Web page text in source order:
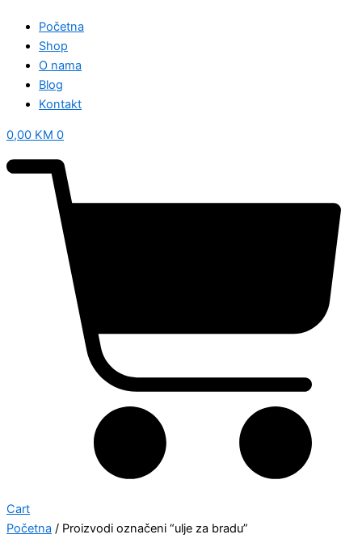
Početna
Shop
O nama
Blog
Kontakt
0,00 KM 0
Cart
Početna / Proizvodi označeni “ulje za bradu”